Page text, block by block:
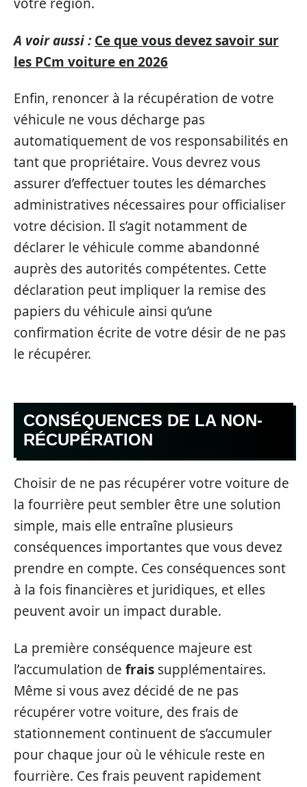
A voir aussi : Ce que vous devez savoir sur
les PCm voiture en 2026
Enfin, renoncer à la récupération de votre
véhicule ne vous décharge pas
automatiquement de vos responsabilités en
tant que propriétaire. Vous devrez vous
assurer d’effectuer toutes les démarches
administratives nécessaires pour officialiser
votre décision. Il s’agit notamment de
déclarer le véhicule comme abandonné
auprès des autorités compétentes. Cette
déclaration peut impliquer la remise des
papiers du véhicule ainsi qu’une
confirmation écrite de votre désir de ne pas
le récupérer.
CONSÉQUENCES DE LA NON-
RÉCUPÉRATION
Choisir de ne pas récupérer votre voiture de
la fourrière peut sembler être une solution
simple, mais elle entraîne plusieurs
conséquences importantes que vous devez
prendre en compte. Ces conséquences sont
à la fois financières et juridiques, et elles
peuvent avoir un impact durable.
La première conséquence majeure est
l’accumulation de frais supplémentaires.
Même si vous avez décidé de ne pas
récupérer votre voiture, des frais de
stationnement continuent de s’accumuler
pour chaque jour où le véhicule reste en
fourrière. Ces frais peuvent rapidement